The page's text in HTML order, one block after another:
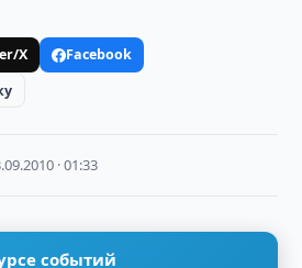
X
Facebook
· 01:33
событий